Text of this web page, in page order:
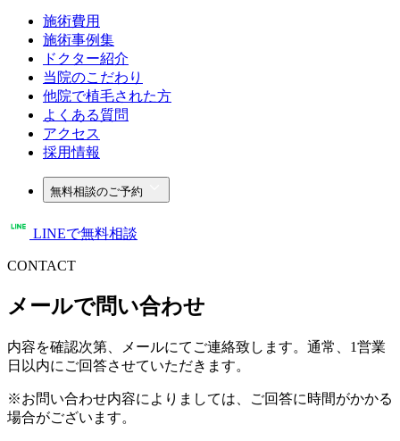
施術費用
施術事例集
ドクター紹介
当院のこだわり
他院で植毛された方
よくある質問
アクセス
採用情報
無料相談のご予約
LINEで無料相談
CONTACT
メールで問い合わせ
内容を確認次第、メールにてご連絡致します。通常、1営業
日以内にご回答させていただきます。
※お問い合わせ内容によりましては、ご回答に時間がかかる
場合がございます。